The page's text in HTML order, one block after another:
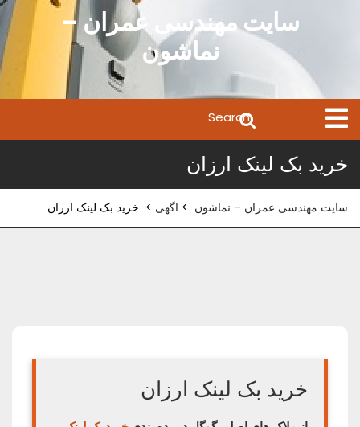
سایت مهندسی عمران –
نماشون
Open
Menu
for:
خرید بک لینک ارزان
سایت مهندسی عمران – نماشون > اگهی > خرید بک لینک ارزان
خرید بک لینک ارزان